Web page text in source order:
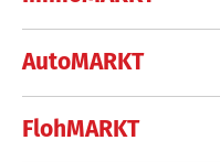
AutoMARKT
FlohMARKT